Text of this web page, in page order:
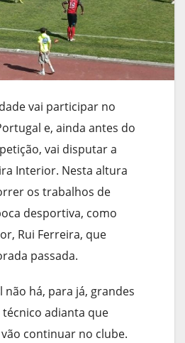
vai participar no
e, ainda antes do
vai disputar a
Interior. Nesta altura
os trabalhos de
desportiva, como
Rui Ferreira, que
passada.
há, para já, grandes
adianta que
continuar no clube.